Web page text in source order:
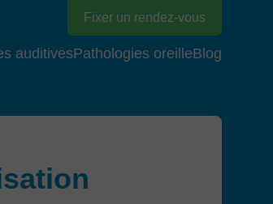
Fixer un rendez-vous
auditivesPathologies oreilleBlog